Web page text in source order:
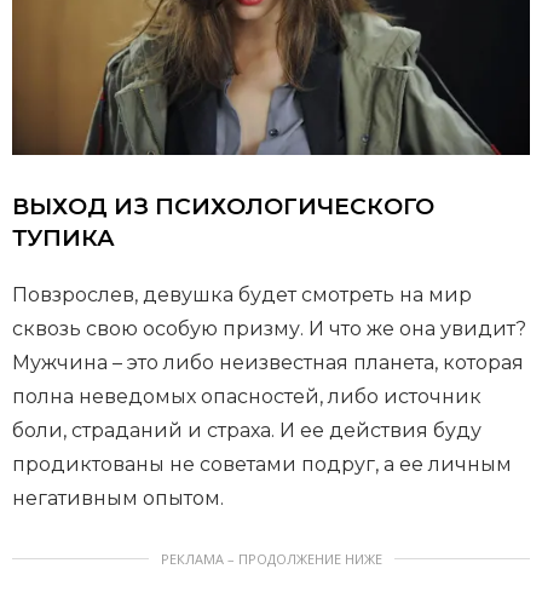
ВЫХОД ИЗ ПСИХОЛОГИЧЕСКОГО
ТУПИКА
Повзрослев, девушка будет смотреть на мир
сквозь свою особую призму. И что же она увидит?
Мужчина – это либо неизвестная планета, которая
полна неведомых опасностей, либо источник
боли, страданий и страха. И ее действия буду
продиктованы не советами подруг, а ее личным
негативным опытом.
РЕКЛАМА – ПРОДОЛЖЕНИЕ НИЖЕ